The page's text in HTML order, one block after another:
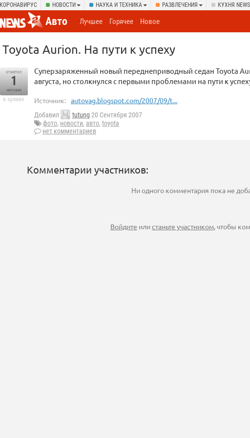
КОРОНАВИРУС НОВОСТИ НАУКА И ТЕХНИКА РАЗВЛЕЧЕНИЯ КУХНЯ
Авто Лучшее Горячее Новое
Toyota Aurion. На пути к успеху
отметил
1
человек
в архиве
Суперзаряженный новый переднеприводный седан Toyota
августа, но столкнулся с первыми проблемами на пути к
Источник: autovag.blogspot.com/2007/09/t...
Добавил tutung 20 Сентября 2007
фото, новости, авто, toyota
нет комментариев
Комментарии участников:
Ни одного комментария пока не
Войдите илистаньте участником, чтобы